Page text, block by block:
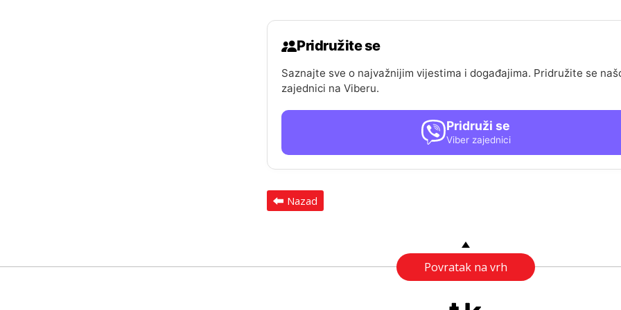
Pridružite se
Saznajte sve o najvažnijim vijestima i događajima. Pridružite se
zajednici na Viberu.
Pridruži se
Viber zajednici
Nazad
Povratak na vrh